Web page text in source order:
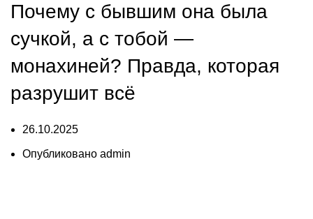
Почему с бывшим она была
сучкой, а с тобой —
монахиней? Правда, которая
разрушит всё
26.10.2025
Опубликовано admin